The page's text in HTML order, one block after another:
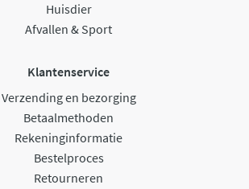
Huisdier
Afvallen & Sport
Klantenservice
Verzending en bezorging
Betaalmethoden
Rekeninginformatie
Bestelproces
Retourneren